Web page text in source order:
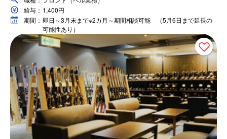
給与： 1,400円
期間： 即日～3月末まで※2カ月～期間相談可能 （5月6日まで延長の
可能性あり）